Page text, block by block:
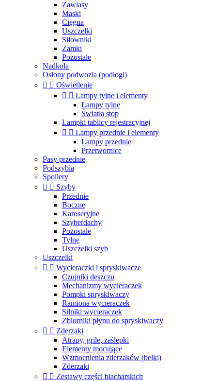
Zawiasy
Maski
Cięgna
Uszczelki
Siłowniki
Zamki
Pozostałe
Nadkola
Osłony podwozia (podłogi)
  Oświetlenie
  Lampy tylne i elementy
Lampy tylne
Światła stop
Lampki tablicy rejestracyjnej
  Lampy przednie i elementy
Lampy przednie
Przetwornice
Pasy przednie
Podszybia
Spoilery
  Szyby
Przednie
Boczne
Karoseryjne
Szyberdachy
Pozostałe
Tylne
Uszczelki szyb
Uszczelki
  Wycieraczki i spryskiwacze
Czujniki deszczu
Mechanizmy wycieraczek
Pompki spryskiwaczy
Ramiona wycieraczek
Silniki wycieraczek
Zbiorniki płynu do spryskiwaczy
  Zderzaki
Atrapy, grile, zaślepki
Elementy mocujące
Wzmocnienia zderzaków (belki)
Zderzaki
  Zestawy części blacharskich